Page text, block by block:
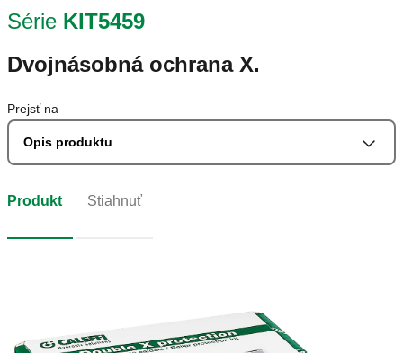
Série KIT5459
Dvojnásobná ochrana X.
Prejsť na
Opis produktu
Produkt Stiahnuť